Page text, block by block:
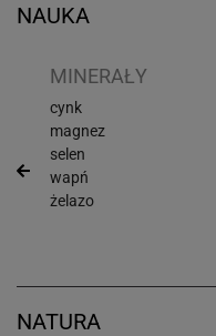
NAUKA
MINERAŁY
cynk
magnez
selen
wapń
żelazo
NATURA